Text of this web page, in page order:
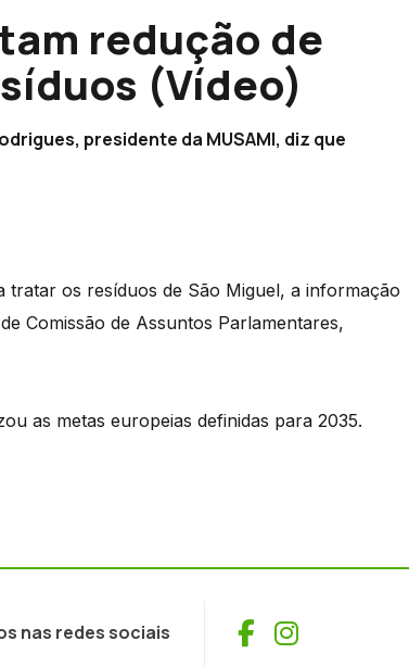
redução de
(Vídeo)
presidente da MUSAMI, diz que
tratar os resíduos de São Miguel, a informação
Comissão de Assuntos Parlamentares,
as metas europeias definidas para 2035.
nas redes sociais Facebook
Instagram